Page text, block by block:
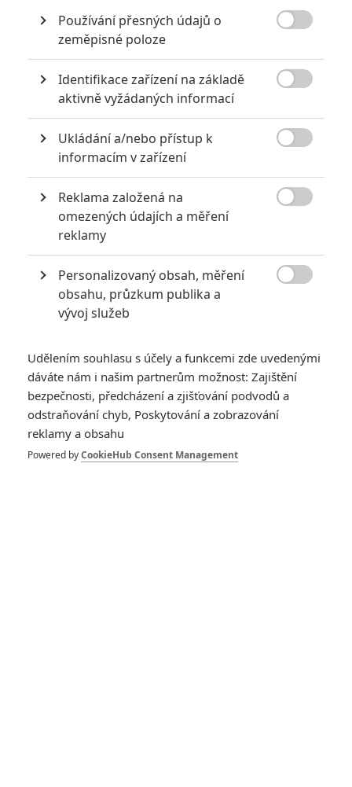
8 Recenze: Občanská válka
6
Recenze: Godzilla x Kong: Nové
impérium
8 Recenze: Opičí muž
POSLEDNÍ KOMENTOVANÉ
3ČLÁNEK | 01.08.2026 16:40
Marvel nečekaně zrušil již schválené pokračování
1 ČLÁNEK | 30.07.2026 20:14
Děti krve a kostí: Regulérní trailer představuje akční fantasy
dobrodružství s vůní Afriky
1ČLÁNEK | 30.07.2026 12:31
Spider-Man: Zbrusu nový den – Podle recenzí máme čekat
překvapivě emotivní a osobní film
Používání přesných údajů o
zeměpisné poloze
Identifikace zařízení na základě
aktivně vyžádaných informací
Ukládání a/nebo přístup k
informacím v zařízení
Reklama založená na
omezených údajích a měření
reklamy
Personalizovaný obsah, měření
obsahu, průzkum publika a
vývoj služeb
Udělením souhlasu s účely a funkcemi zde uvedenými
dáváte nám i našim partnerům možnost: Zajištění
bezpečnosti, předcházení a zjišťování podvodů a
odstraňování chyb, Poskytování a zobrazování
reklamy a obsahu
Powered byCookieHub Consent Management